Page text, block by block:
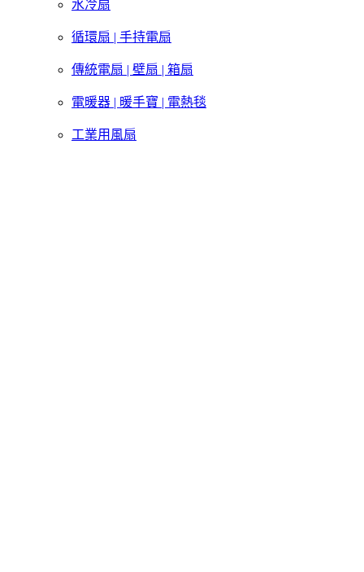
水冷扇
循環扇 | 手持電扇
傳統電扇 | 壁扇 | 箱扇
電暖器 | 暖手寶 | 電熱毯
工業用風扇